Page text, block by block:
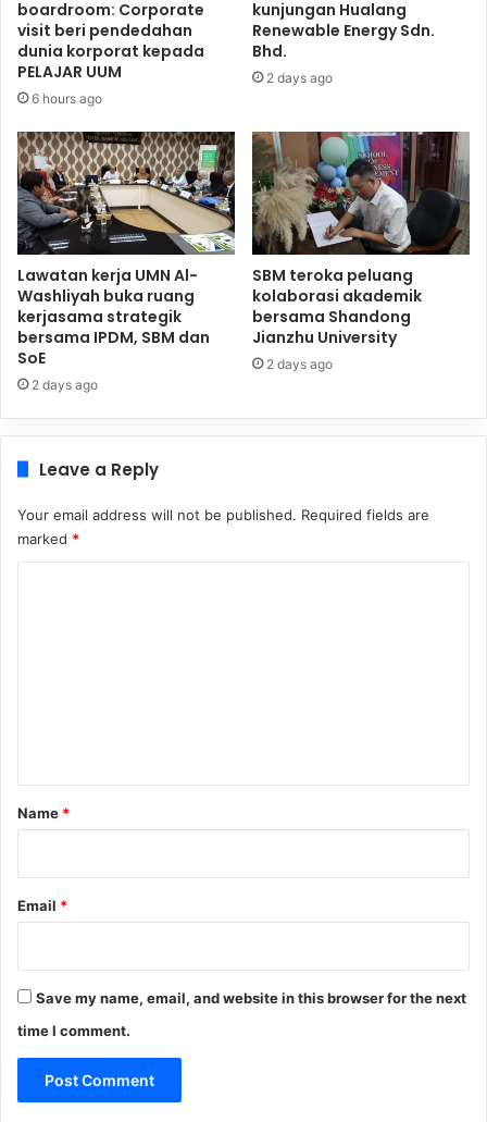
boardroom: Corporate
visit beri pendedahan
dunia korporat kepada
PELAJAR UUM
6 hours ago
kunjungan Hualang
Renewable Energy Sdn.
Bhd.
2 days ago
Lawatan kerja UMN Al-
Washliyah buka ruang
kerjasama strategik
bersama IPDM, SBM dan
SoE
2 days ago
SBM teroka peluang
kolaborasi akademik
bersama Shandong
Jianzhu University
2 days ago
Leave a Reply
Your email address will not be published. Required fields are
marked *
*
Name *
Email *
Save my name, email, and website in this browser for the next
time I comment.